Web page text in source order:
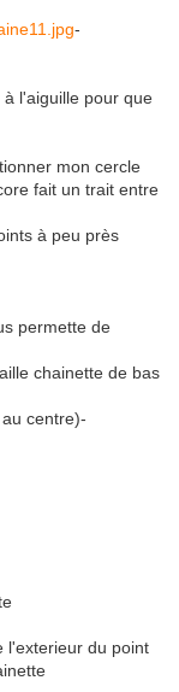
-
l'aiguille pour que
mon cercle
fait un trait entre
à peu près
permette de
chainette de bas
centre)-
l'exterieur du point